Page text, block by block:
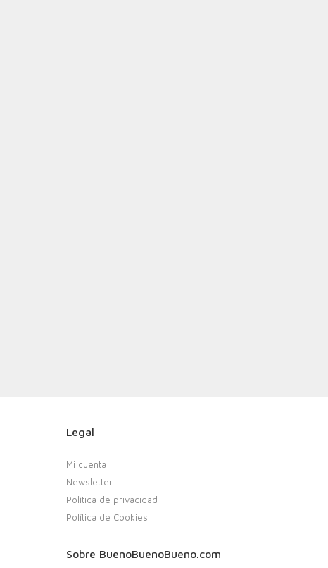
Legal
Mi cuenta
Newsletter
Política de privacidad
Política de Cookies
Sobre BuenoBuenoBueno.com